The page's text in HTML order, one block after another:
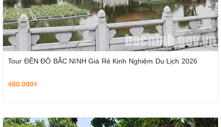
Tour ĐỀN ĐÔ BẮC NINH Giá Rẻ Kinh Nghiệm Du Lịch 2026
480.000₫